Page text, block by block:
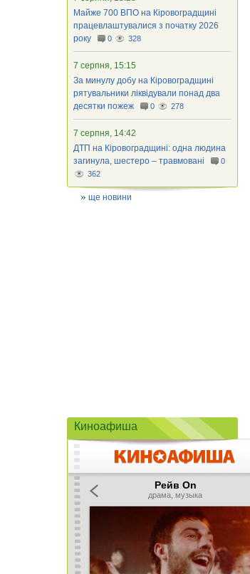
Майже 700 ВПО на Кіровоградщині
працевлаштувалися з початку 2026
року
0 328
7 серпня, 15:15
За минулу добу на Кіровоградщині
рятувальники ліквідували понад два
десятки пожеж
0 278
7 серпня, 14:42
ДТП на Кіровоградщині: одна людина
загинула, шестеро – травмовані
0
362
ще новини
Киноафиша